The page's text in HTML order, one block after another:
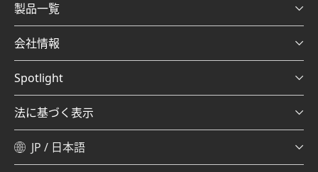
製品一覧
会社情報
Spotlight
法に基づく表示
JP / 日本語